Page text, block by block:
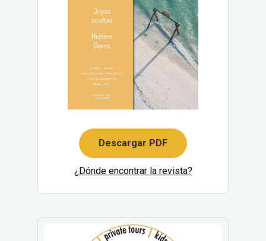
Descargar PDF
¿Dónde encontrar la revista?